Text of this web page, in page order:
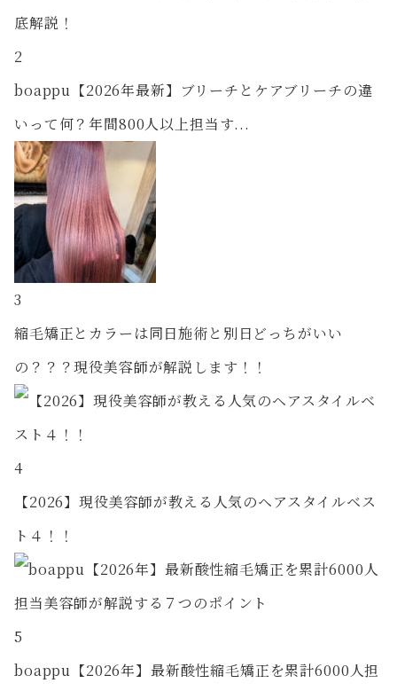
2
boappu【2026年最新】ブリーチとケアブリーチの違
いって何？年間800人以上担当す...
3
縮毛矯正とカラーは同日施術と別日どっちがいい
の？？？現役美容師が解説します！！
4
【2026】現役美容師が教える人気のヘアスタイルベス
ト４！！
5
boappu【2026年】最新酸性縮毛矯正を累計6000人担